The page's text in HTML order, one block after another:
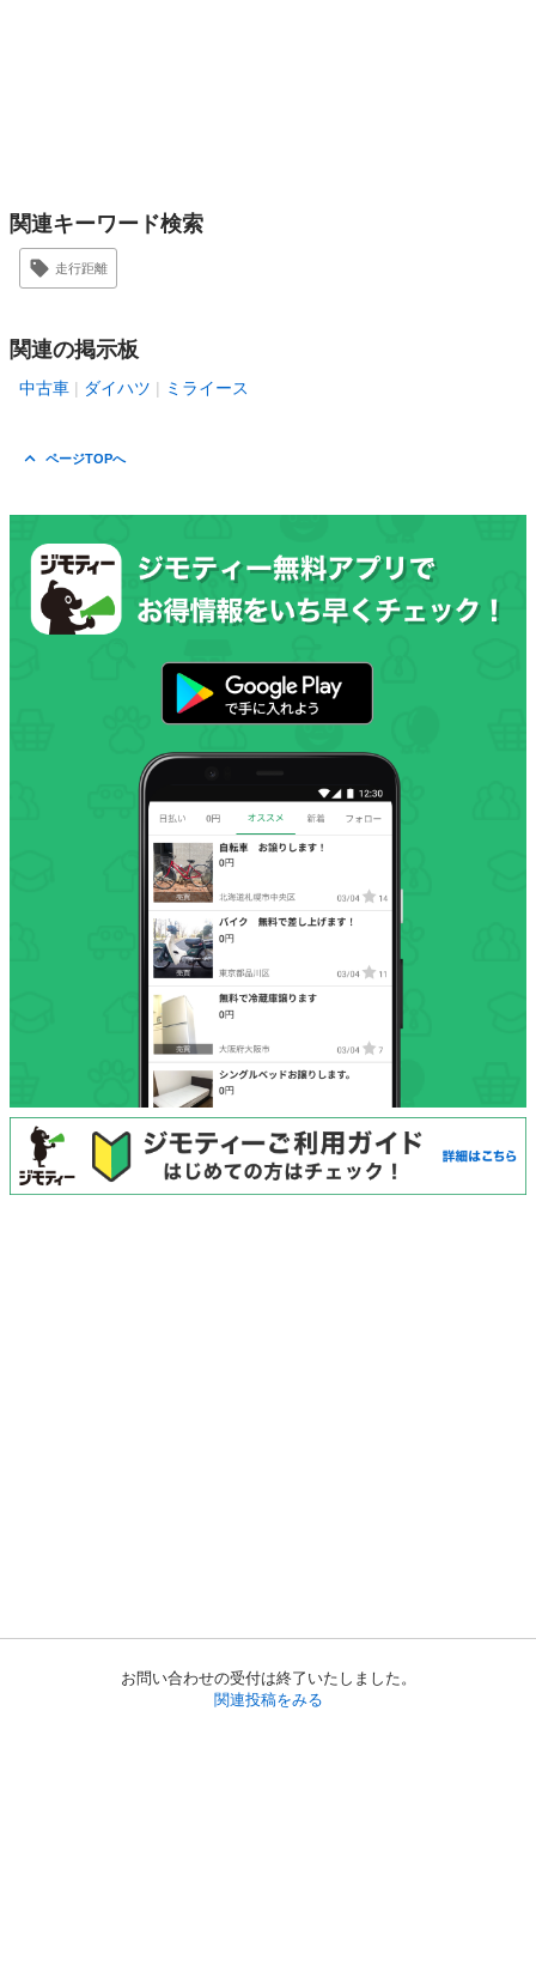
お問い合わせの受付は終了いたしました。
関連投稿をみる
関連キーワード検索
走行距離
関連の掲示板
中古車 ダイハツ ミライース
ページTOPへ